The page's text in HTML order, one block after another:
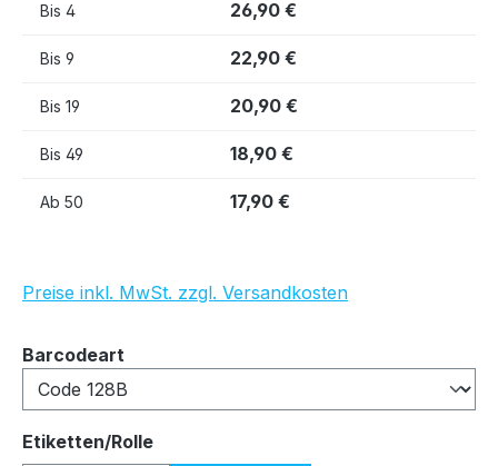
Bis 4 26,90 €
Bis 9 22,90 €
Bis 19 20,90 €
Bis 49 18,90 €
Ab 50 17,90 €
Preise inkl. MwSt. zzgl. Versandkosten
Barcodeart
Etiketten/Rolleauswählen